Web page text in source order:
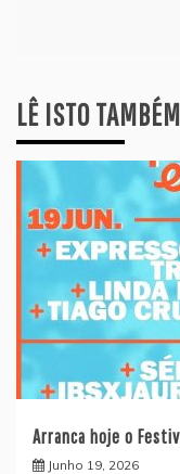
LÊ ISTO TAMBÉM
Arranca hoje o
Junho 19, 2026